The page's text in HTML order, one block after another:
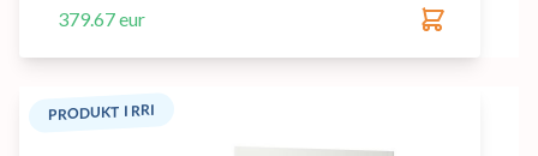
379.67 eur
PRODUKT I RRI